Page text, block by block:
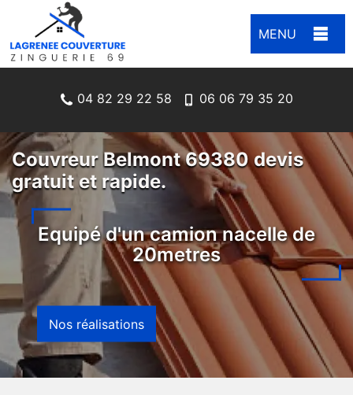
MENU
04 82 29 22 58 06 06 79 35 20
Couvreur Belmont 69380 devis
gratuit et rapide.
Equipé d'un camion nacelle de
20metres
Nos réalisations